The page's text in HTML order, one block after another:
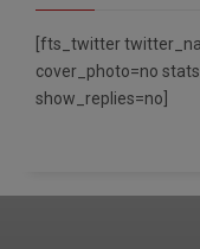
[fts_twitter
cover_photo=no
show_replies=no]